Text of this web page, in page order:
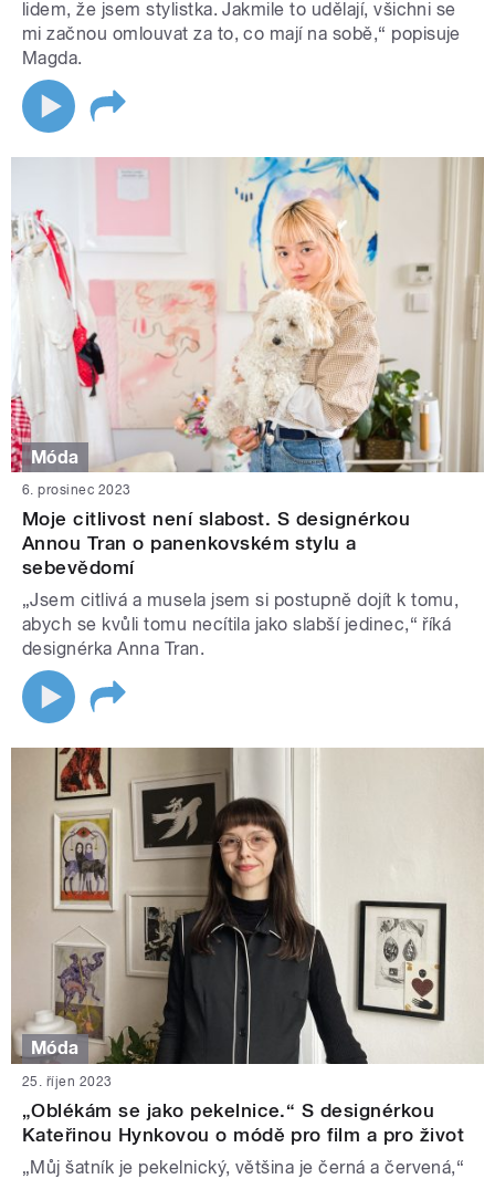
lidem, že jsem stylistka. Jakmile to udělají, všichni se
mi začnou omlouvat za to, co mají na sobě,“ popisuje
Magda.
Móda
6. prosinec 2023
Moje citlivost není slabost. S designérkou
Annou Tran o panenkovském stylu a
sebevědomí
„Jsem citlivá a musela jsem si postupně dojít k tomu,
abych se kvůli tomu necítila jako slabší jedinec,“ říká
designérka Anna Tran.
Móda
25. říjen 2023
„Oblékám se jako pekelnice.“ S designérkou
Kateřinou Hynkovou o módě pro film a pro život
„Můj šatník je pekelnický, většina je černá a červená,“